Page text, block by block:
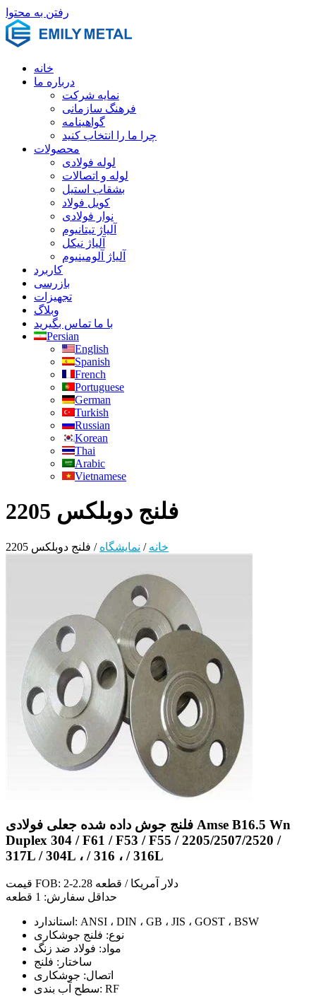
رفتن به محتوا
خانه
درباره ما
نمایه شرکت
فرهنگ سازمانی
گواهینامه
چرا ما را انتخاب کنید
محصولات
لوله فولادی
لوله و اتصالات
بشقاب استیل
کویل فولاد
نوار فولادی
آلیاژ تیتانیوم
آلیاژ نیکل
آلیاژ آلومینیوم
کاربرد
بازرسی
تجهیزات
وبلاگ
با ما تماس بگیرید
Persian
English
Spanish
French
Portuguese
German
Turkish
Russian
Korean
Thai
Arabic
Vietnamese
فلنج دوبلکس 2205
خانه / نمایشگاه / فلنج دوبلکس 2205
فلنج جوش داده شده جعلی فولادی Amse B16.5 Wn
Duplex 304 / F61 / F53 / F55 / 2205/2507/2520 /
317L / 304L ، / 316 ، / 316L
قیمت FOB: 2-2.28 دلار آمریکا / قطعه
حداقل سفارش: 1 قطعه
استاندارد: ANSI ، DIN ، GB ، JIS ، GOST ، BSW
نوع: فلنج جوشکاری
مواد: فولاد ضد زنگ
ساختار: فلنج
اتصال: جوشکاری
سطح آب بندی: RF